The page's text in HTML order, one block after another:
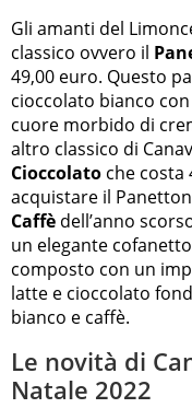
Gli amanti del
classico ovvero il
49,00 euro. Questo
cioccolato bianco
cuore morbido di
altro classico di
Cioccolato che costa
acquistare il
Caffè dell’anno
un elegante
composto con un
latte e cioccolato
bianco e caffè.
Le novità di
Natale 2022